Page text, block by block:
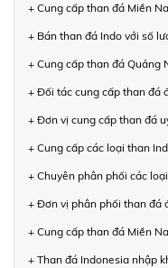
+ Cung cấp than đá Miền
+ Bán than đá Indo với số
+ Cung cấp than đá Quảng
+ Đối tác cung cấp than đá
+ Đơn vị cung cấp than đá
+ Cung cấp các loại than
+ Chuyên phân phối các
+ Đơn vị phân phối than đá
+ Cung cấp than đá Miền
+ Than đá Indonesia nhập